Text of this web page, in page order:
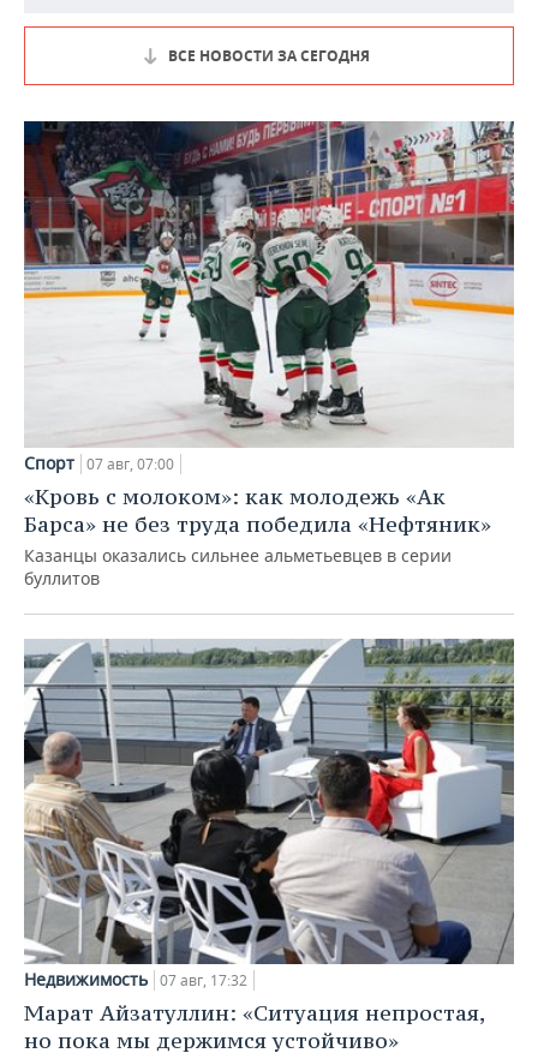
ВСЕ НОВОСТИ ЗА СЕГОДНЯ
Спорт 07 авг, 07:00
«Кровь с молоком»: как молодежь «Ак
Барса» не без труда победила «Нефтяник»
Казанцы оказались сильнее альметьевцев в серии
буллитов
Недвижимость 07 авг, 17:32
Марат Айзатуллин: «Ситуация непростая,
но пока мы держимся устойчиво»